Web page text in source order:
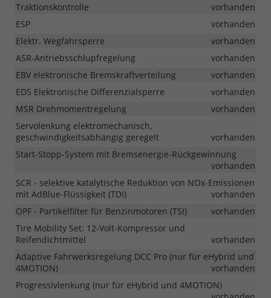
Traktionskontrolle
vorhanden
ESP
vorhanden
Elektr. Wegfahrsperre
vorhanden
ASR-Antriebsschlupfregelung
vorhanden
EBV elektronische Bremskraftverteilung
vorhanden
EDS Elektronische Differenzialsperre
vorhanden
MSR Drehmomentregelung
vorhanden
Servolenkung elektromechanisch,
geschwindigkeitsabhängig geregelt
vorhanden
Start-Stopp-System mit Bremsenergie-Rückgewinnung
vorhanden
SCR - selektive katalytische Reduktion von NOx-Emissionen
mit AdBlue-Flüssigkeit (TDI)
vorhanden
OPF - Partikelfilter für Benzinmotoren (TSI)
vorhanden
Tire Mobility Set: 12-Volt-Kompressor und
Reifendichtmittel
vorhanden
Adaptive Fahrwerksregelung DCC Pro (nur für eHybrid und
4MOTION)
vorhanden
Progressivlenkung (nur für eHybrid und 4MOTION)